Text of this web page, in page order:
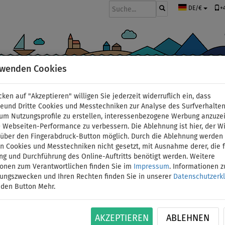
Cookies
auf "Akzeptieren" willigen Sie jederzeit widerruflich ein, dass
Dritte Cookies und Messtechniken zur Analyse des
Nutzungsprofile zu erstellen, interessenbezogene Werbung
Webseiten-Performance zu verbessern. Die Ablehnung ist hier, der
den Fingerabdruck-Button möglich. Durch die Ablehnung werden
Cookies und Messtechniken nicht gesetzt, mit Ausnahme derer, die
und Durchführung des Online-Auftritts benötigt werden. Weitere
zum Verantwortlichen finden Sie im
Impressum. Informationen
und Ihren Rechten finden Sie in unserer
Button Mehr.
AKZEPTIEREN ABLEHNEN
DE/€
X-tremefix outdoor
aufblasbare SUP
einer Dichtung versehen, die ein Austrocknen